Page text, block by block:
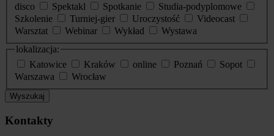
disco
Spektakl Spotkanie
Studia-podyplomowe
Szkolenie
Turniej-gier Uroczystość
Videocast
Warsztat
Webinar Wykład
Wystawa
lokalizacja:
Katowice
Kraków online Poznań
Sopot
Warszawa
Wrocław
Wyszukaj
Kontakty